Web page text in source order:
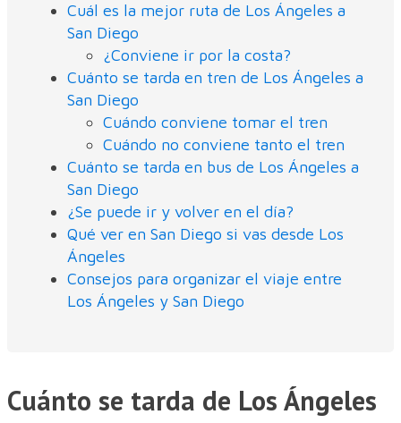
Cuál es la mejor ruta de Los Ángeles a
San Diego
¿Conviene ir por la costa?
Cuánto se tarda en tren de Los Ángeles a
San Diego
Cuándo conviene tomar el tren
Cuándo no conviene tanto el tren
Cuánto se tarda en bus de Los Ángeles a
San Diego
¿Se puede ir y volver en el día?
Qué ver en San Diego si vas desde Los
Ángeles
Consejos para organizar el viaje entre
Los Ángeles y San Diego
Cuánto se tarda de Los Ángeles